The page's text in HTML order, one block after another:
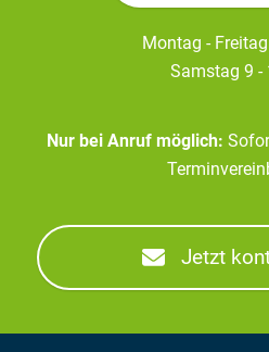
Montag -
Samstag 9 -
Nur bei Anruf möglich:
Jetzt